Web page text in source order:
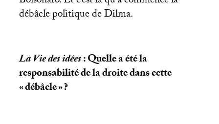
débâcle politique de Dilma.
La Vie des idées: Quelle a été la
responsabilité de la droite dans cette
«débâcle»?